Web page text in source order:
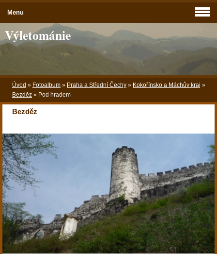
Výletománie
Úvod » Fotoalbum » Praha a Střední Čechy » Kokořínsko a Máchův kraj »
Bezděz » Pod hradem
Bezděz
Menu